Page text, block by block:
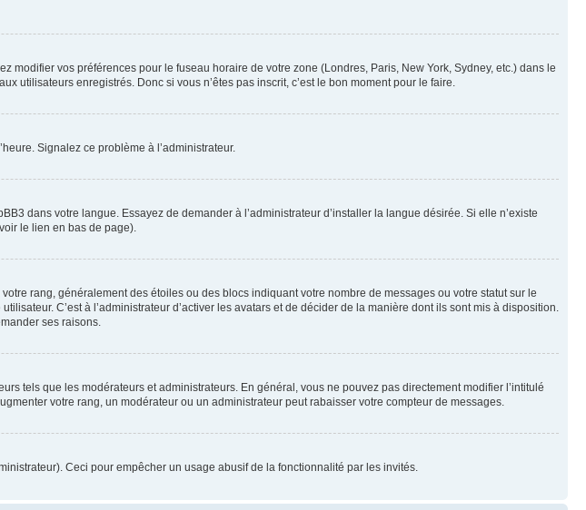
modifier vos préférences pour le fuseau horaire de votre zone (Londres, Paris, New York, Sydney, etc.) dans le
utilisateurs enregistrés. Donc si vous n’êtes pas inscrit, c’est le bon moment pour le faire.
Signalez ce problème à l’administrateur.
dans votre langue. Essayez de demander à l’administrateur d’installer la langue désirée. Si elle n’existe
le lien en bas de page).
rang, généralement des étoiles ou des blocs indiquant votre nombre de messages ou votre statut sur le
C’est à l’administrateur d’activer les avatars et de décider de la manière dont ils sont mis à disposition.
ses raisons.
tels que les modérateurs et administrateurs. En général, vous ne pouvez pas directement modifier l’intitulé
votre rang, un modérateur ou un administrateur peut rabaisser votre compteur de messages.
Ceci pour empêcher un usage abusif de la fonctionnalité par les invités.